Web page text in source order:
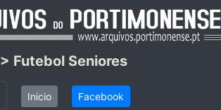
> Futebol Seniores
Inicio Facebook